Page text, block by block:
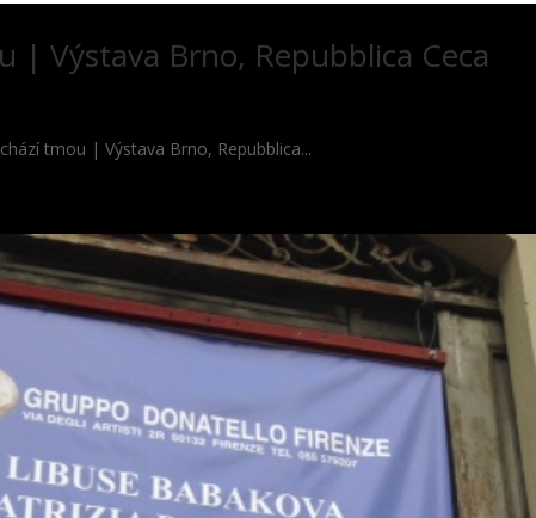
| Výstava Brno, Repubblica Ceca
tmou | Výstava Brno, Repubblica...